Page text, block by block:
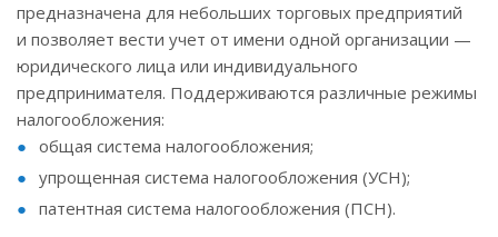
предназначена для небольших торговых предприятий
и позволяет вести учет от имени одной организации —
юридического лица или индивидуального
предпринимателя. Поддерживаются различные режимы
налогообложения:
общая система налогообложения;
упрощенная система налогообложения (УСН);
патентная система налогообложения (ПСН).